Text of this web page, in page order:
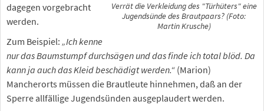
Verrät die Verkleidung des "Türhüters" eine
Jugendsünde des Brautpaars? (Foto:
Martin Krusche)
dagegen vorgebracht
werden.
Zum Beispiel: „Ich kenne
nur das Baumstumpf durchsägen und das finde ich total blöd. Da
kann ja auch das Kleid beschädigt werden.“ (Marion)
Mancherorts müssen die Brautleute hinnehmen, daß an der
Sperre allfällige Jugendsünden ausgeplaudert werden.